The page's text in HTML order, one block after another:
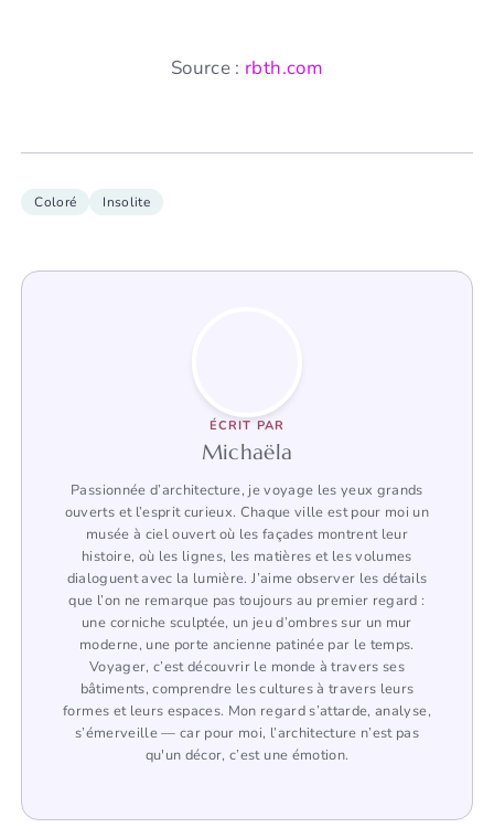
Source : rbth.com
Coloré Insolite
ÉCRIT PAR
Michaëla
Passionnée d’architecture, je voyage les yeux grands
ouverts et l’esprit curieux. Chaque ville est pour moi un
musée à ciel ouvert où les façades montrent leur
histoire, où les lignes, les matières et les volumes
dialoguent avec la lumière. J’aime observer les détails
que l’on ne remarque pas toujours au premier regard :
une corniche sculptée, un jeu d’ombres sur un mur
moderne, une porte ancienne patinée par le temps.
Voyager, c’est découvrir le monde à travers ses
bâtiments, comprendre les cultures à travers leurs
formes et leurs espaces. Mon regard s’attarde, analyse,
s’émerveille — car pour moi, l’architecture n’est pas
qu'un décor, c’est une émotion.